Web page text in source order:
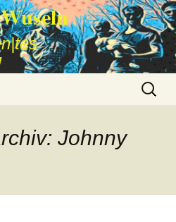
Suche
nach:
Johnny